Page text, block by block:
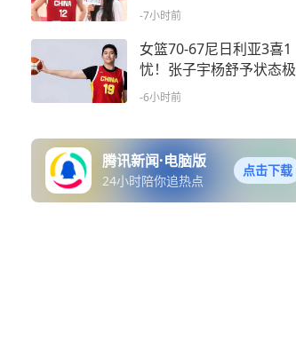
策略！
-7小时前
女篮70-67尼日利亚3喜1
忧！张子宇杨舒予状态极
佳，组织仍是问题
-6小时前
腾讯新闻·电脑版
24小时陪你追热点
点击下载